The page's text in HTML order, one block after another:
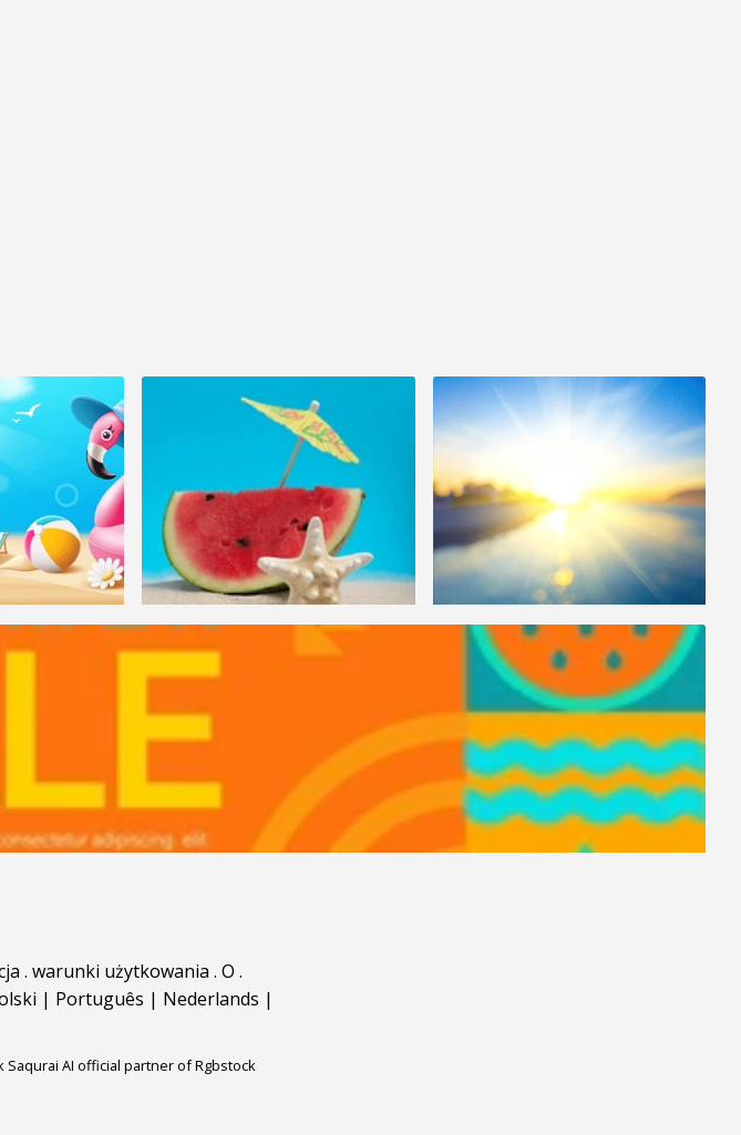
. warunki użytkowania . O .
| Português | Nederlands |
Saqurai AI official partner of Rgbstock